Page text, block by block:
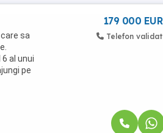
sa
al unui
pe
179 000 EUR
Telefon validat